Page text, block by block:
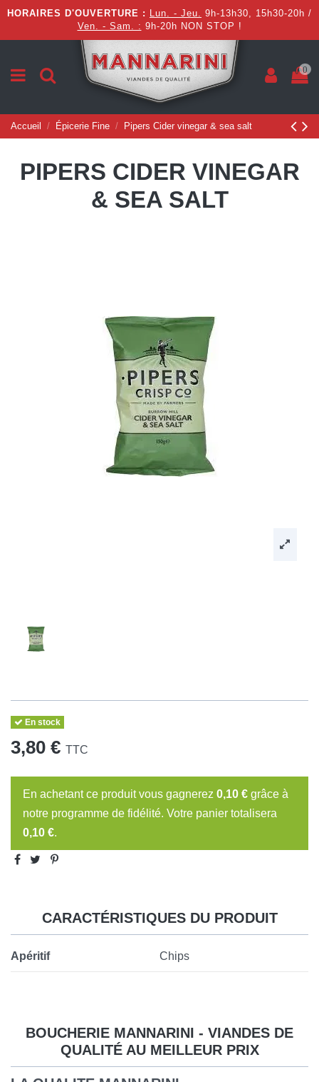
HORAIRES D'OUVERTURE : Lun. - Jeu. 9h-13h30, 15h30-20h /
Ven. - Sam. : 9h-20h NON STOP !
0
Accueil Épicerie Fine Pipers Cider vinegar & sea salt
PIPERS CIDER VINEGAR
& SEA SALT
En stock
3,80 € TTC
En achetant ce produit vous gagnerez 0,10 € grâce à
notre programme de fidélité. Votre panier totalisera
0,10 €.
CARACTÉRISTIQUES DU PRODUIT
Apéritif Chips
BOUCHERIE MANNARINI - VIANDES DE
QUALITÉ AU MEILLEUR PRIX